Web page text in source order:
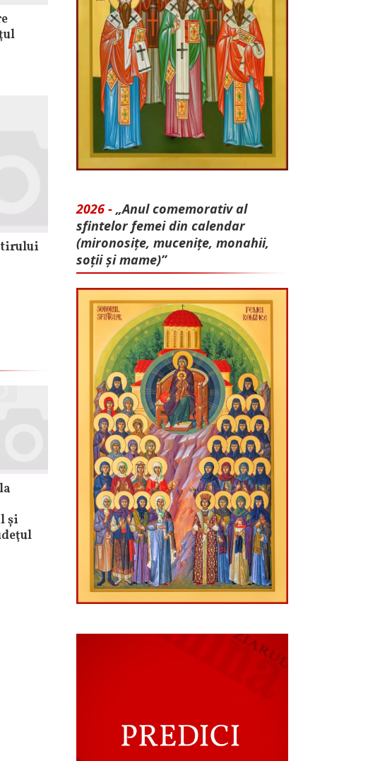
și
2026 - „Anul comemorativ al
sfintelor femei din calendar
(mironosițe, mu­cenițe, monahii,
soții și mame)”